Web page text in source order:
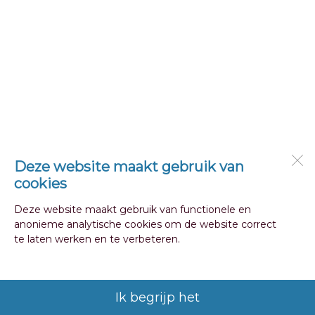
Deze website maakt gebruik van
cookies
Deze website maakt gebruik van functionele en
anonieme analytische cookies om de website correct
te laten werken en te verbeteren.
Ik begrijp het